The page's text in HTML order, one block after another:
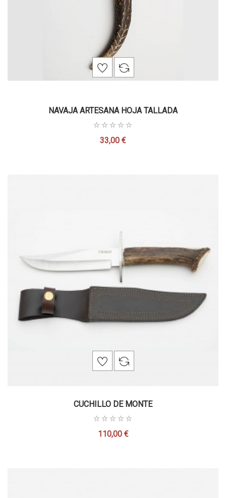
NAVAJA ARTESANA HOJA TALLADA
Precio
33,00 €
CUCHILLO DE MONTE
Precio
110,00 €